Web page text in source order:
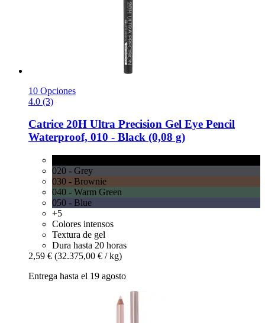
10 Opciones
4.0 (3)
Catrice 20H Ultra Precision Gel Eye Pencil
Waterproof, 010 -​ Black (0,08 g)
020 - Grey
030 - Brownie
040 - Warm Green
050 - Blue
+5
Colores intensos
Textura de gel
Dura hasta 20 horas
2,59 € (32.375,00 € / kg)
Entrega hasta el 19 agosto